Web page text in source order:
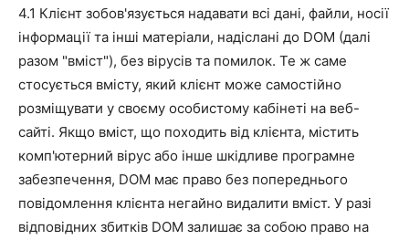
4.1 Клієнт зобов'язується надавати всі дані, файли, носії
інформації та інші матеріали, надіслані до DOM (далі
разом "вміст"), без вірусів та помилок. Те ж саме
стосується вмісту, який клієнт може самостійно
розміщувати у своєму особистому кабінеті на веб-
сайті. Якщо вміст, що походить від клієнта, містить
комп'ютерний вірус або інше шкідливе програмне
забезпечення, DOM має право без попереднього
повідомлення клієнта негайно видалити вміст. У разі
відповідних збитків DOM залишає за собою право на